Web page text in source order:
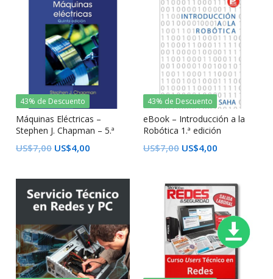
43% de Descuento
Máquinas Eléctricas –
Stephen J. Chapman – 5.ª
edición
US$7,00 US$4,00
43% de Descuento
eBook – Introducción a la
Robótica 1.ª edición
US$7,00 US$4,00